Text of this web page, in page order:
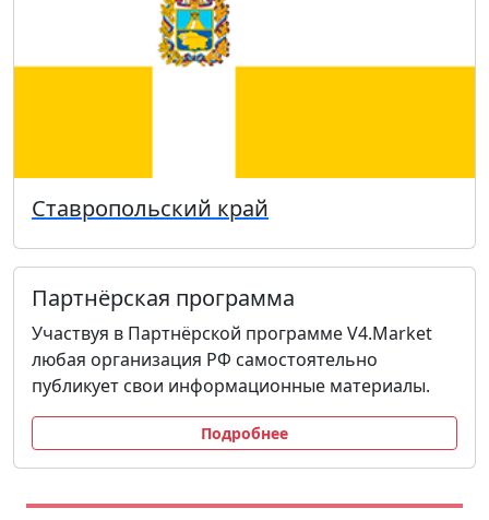
Ставропольский край
Партнёрская программа
Участвуя в Партнёрской программе V4.Market
любая организация РФ самостоятельно
публикует свои информационные материалы.
Подробнее